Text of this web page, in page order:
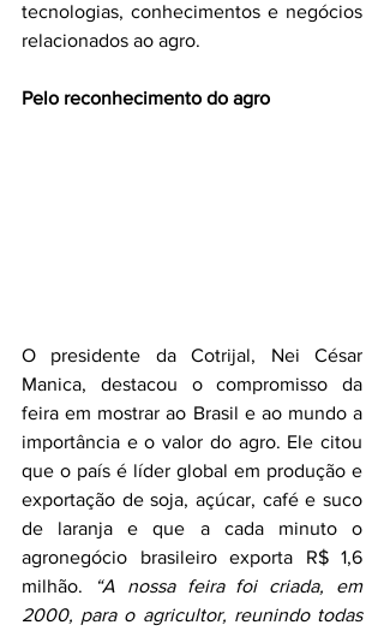
tecnologias, conhecimentos e negócios
relacionados ao agro.
Pelo reconhecimento do agro
O presidente da Cotrijal, Nei César
Manica, destacou o compromisso da
feira em mostrar ao Brasil e ao mundo a
importância e o valor do agro. Ele citou
que o país é líder global em produção e
exportação de soja, açúcar, café e suco
de laranja e que a cada minuto o
agronegócio brasileiro exporta R$ 1,6
milhão.
“A nossa feira foi criada, em
2000, para o agricultor, reunindo todas